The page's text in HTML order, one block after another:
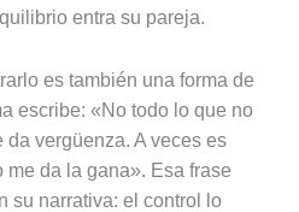
entra su pareja.
es también una forma de
escribe: «No todo lo que no
da vergüenza. A veces es
da la gana». Esa frase
su narrativa: el control lo